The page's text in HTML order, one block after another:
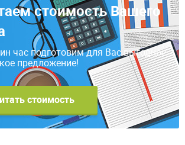
стоимость Вашего
час подготовим для Вас выгодное
предложение!
стоимость